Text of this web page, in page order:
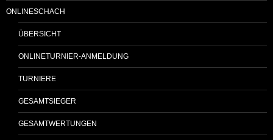
ONLINESCHACH
ÜBERSICHT
ONLINETURNIER-ANMELDUNG
TURNIERE
GESAMTSIEGER
GESAMTWERTUNGEN